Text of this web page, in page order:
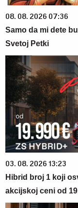
08. 08. 2026 07:36
Samo da mi dete
Svetoj Petki
03. 08. 2026 13:23
Hibrid broj 1 koji
akcijskoj ceni od